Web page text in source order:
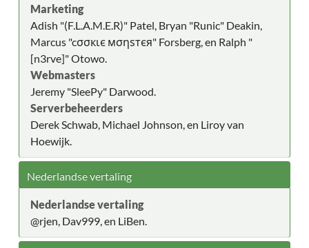
Marketing
Adish "(F.L.A.M.E.R)" Patel, Bryan "Runic" Deakin,
Marcus "cσσкιє мσηѕтєя" Forsberg, en Ralph "
[n3rve]" Otowo.
Webmasters
Jeremy "SleePy" Darwood.
Serverbeheerders
Derek Schwab, Michael Johnson, en Liroy van
Hoewijk.
Nederlandse vertaling
Nederlandse vertaling
@rjen, Dav999, en LiBen.